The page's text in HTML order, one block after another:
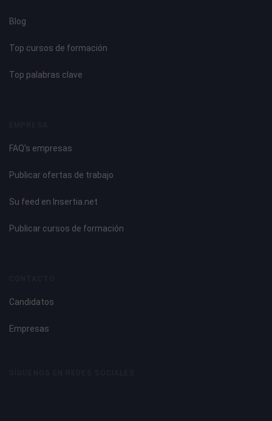
Blog
Top cursos de formación
Top palabras clave
FAQ's empresas
Publicar ofertas de trabajo
Su feed en Insertia.net
Publicar cursos de formación
Candidatos
Empresas